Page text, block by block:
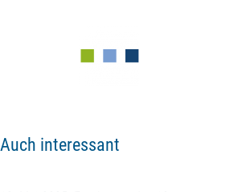
Auch interessant